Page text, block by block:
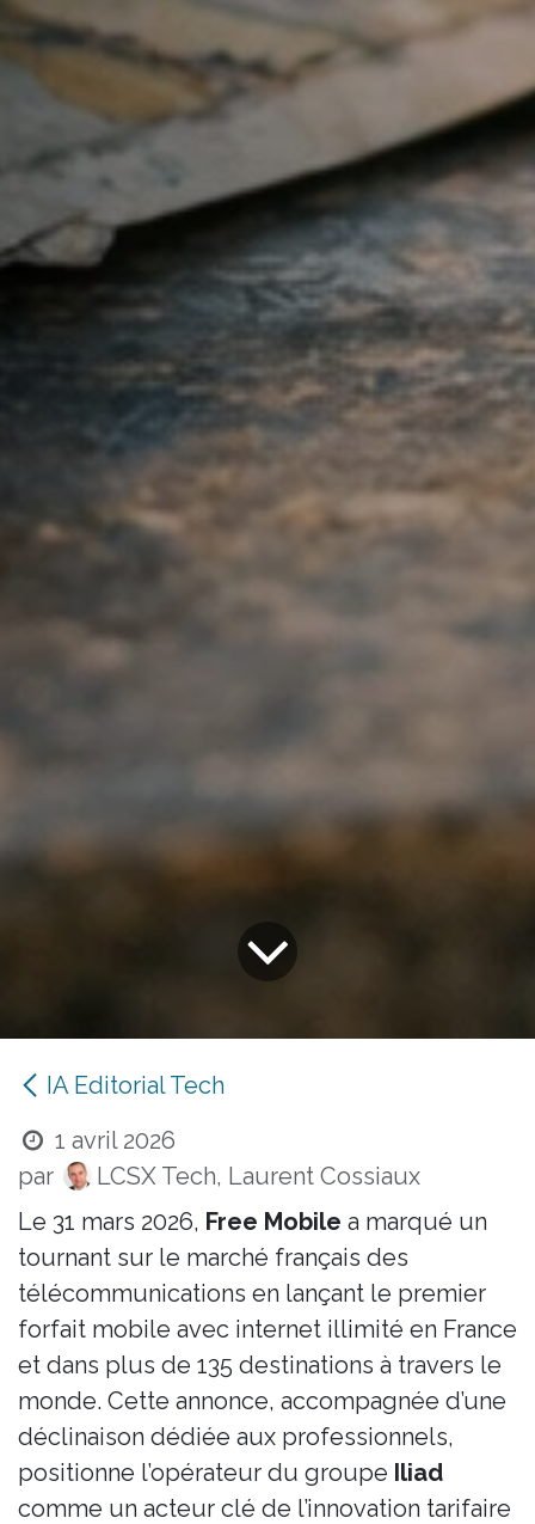
IA Editorial Tech
1 avril 2026
par
LCSX Tech, Laurent Cossiaux
Le 31 mars 2026, Free Mobile a marqué un
tournant sur le marché français des
télécommunications en lançant le premier
forfait mobile avec internet illimité en France
et dans plus de 135 destinations à travers le
monde. Cette annonce, accompagnée d’une
déclinaison dédiée aux professionnels,
positionne l’opérateur du groupe Iliad
comme un acteur clé de l’innovation tarifaire